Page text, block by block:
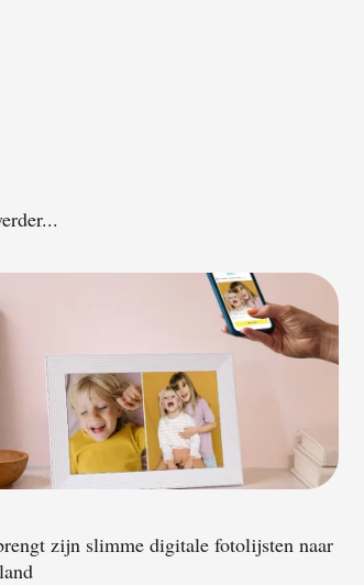
zijn slimme digitale fotolijsten naar